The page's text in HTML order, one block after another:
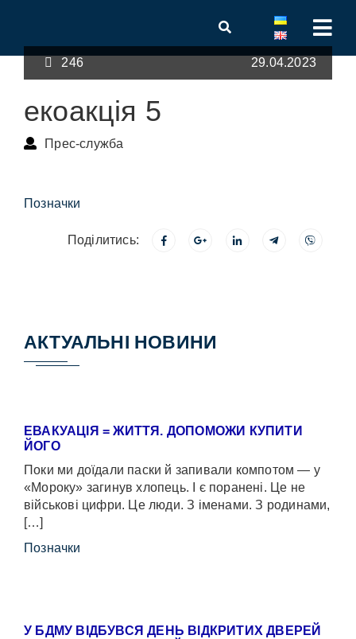
246 29.04.2023
екоакція 5
Прес-служба
Позначки
Поділитись:
АКТУАЛЬНІ НОВИНИ
ЕВАКУАЦІЯ = ЖИТТЯ. ДОПОМОЖИ КУПИТИ
ЙОГО
Поки ми доїдали паски й запивали компотом — у
«Мороку» загинув хлопець. І є поранені. Це не
військові цифри. Це люди. З іменами. З родинами,
[…]
Позначки
У БДМУ ВІДБУВСЯ ДЕНЬ ВІДКРИТИХ ДВЕРЕЙ